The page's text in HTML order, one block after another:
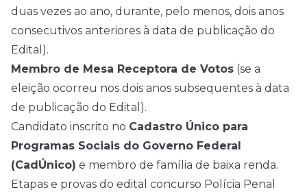
duas vezes ao ano, durante, pelo menos, dois anos
consecutivos anteriores à data de publicação do
Edital).
Membro de Mesa Receptora de Votos (se a
eleição ocorreu nos dois anos subsequentes à data
de publicação do Edital).
Candidato inscrito no Cadastro Único para
Programas Sociais do Governo Federal
(CadÚnico) e membro de família de baixa renda.
Etapas e provas do edital concurso Polícia Penal